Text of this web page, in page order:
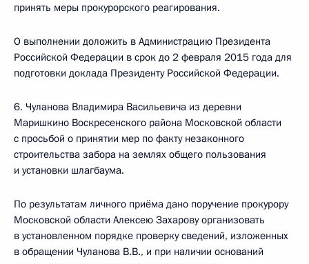
принять меры прокурорского реагирования.
О выполнении доложить в Администрацию Президента
Российской Федерации в срок до 2 февраля 2015 года для
подготовки доклада Президенту Российской Федерации.
6. Чуланова Владимира Васильевича из деревни
Маришкино Воскресенского района Московской области
с просьбой о принятии мер по факту незаконного
строительства забора на землях общего пользования
и установки шлагбаума.
По результатам личного приёма дано поручение прокурору
Московской области Алексею Захарову организовать
в установленном порядке проверку сведений, изложенных
в обращении Чуланова В.В., и при наличии оснований